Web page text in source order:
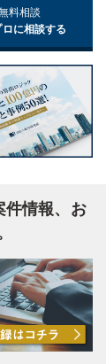
料相談
に相談する
件情報、お